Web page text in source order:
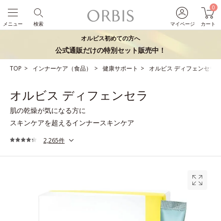
マイページ
0
カート
検索
メニュー
オルビス初めての方へ
公式通販だけの特別セット販売中！
TOP インナーケア（食品） 健康サポート オルビス ディフェンセラ
オルビス ディフェンセラ
肌の乾燥が気になる方に
スキンケアを超えるインナースキンケア
2,265件